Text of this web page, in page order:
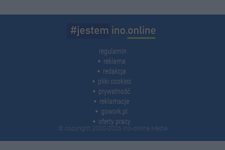
regulamin
reklama
redakcja
pliki cookies
prywatność
reklamacje
gowork.pl
oferty pracy
© copyright 2000-2026 Ino-online Media